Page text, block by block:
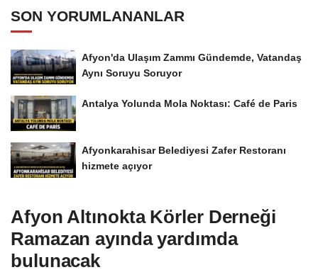
SON YORUMLANANLAR
Afyon'da Ulaşım Zammı Gündemde, Vatandaş
Aynı Soruyu Soruyor
Antalya Yolunda Mola Noktası: Café de Paris
Afyonkarahisar Belediyesi Zafer Restoranı
hizmete açıyor
Afyon Altınokta Körler Derneği
Ramazan ayında yardımda
bulunacak